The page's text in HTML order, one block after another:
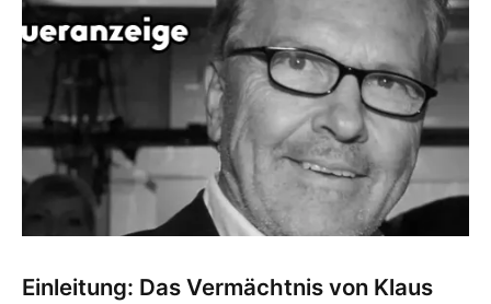
Einleitung: Das Vermächtnis von Klaus